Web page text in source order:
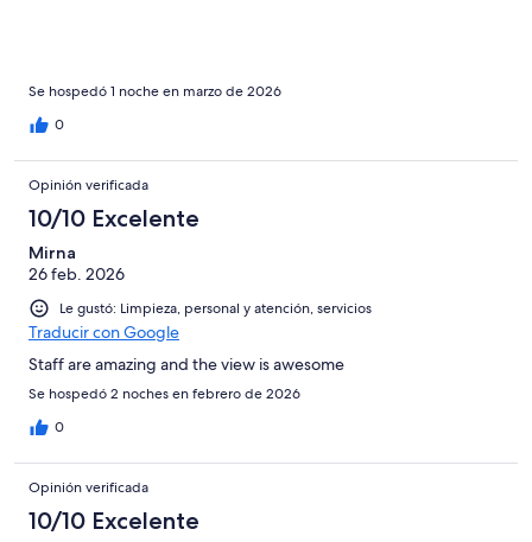
Se hospedó 1 noche en marzo de 2026
0
Opinión verificada
10/10 Excelente
Mirna
26 feb. 2026
Le gustó: Limpieza, personal y atención, servicios
Traducir con Google
Staff are amazing and the view is awesome
Se hospedó 2 noches en febrero de 2026
0
Opinión verificada
10/10 Excelente